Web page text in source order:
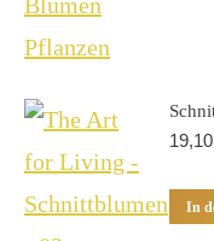
19,10
In